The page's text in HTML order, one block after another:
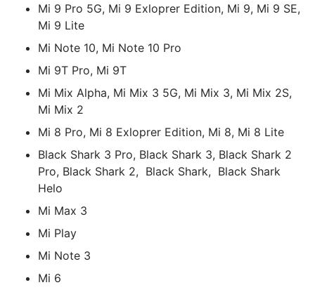
Mi 9 Pro 5G, Mi 9 Exloprer Edition, Mi 9, Mi 9 SE,
Mi 9 Lite
Mi Note 10, Mi Note 10 Pro
Mi 9T Pro, Mi 9T
Mi Mix Alpha, Mi Mix 3 5G, Mi Mix 3, Mi Mix 2S,
Mi Mix 2
Mi 8 Pro, Mi 8 Exloprer Edition, Mi 8, Mi 8 Lite
Black Shark 3 Pro, Black Shark 3, Black Shark 2
Pro, Black Shark 2, Black Shark, Black Shark
Helo
Mi Max 3
Mi Play
Mi Note 3
Mi 6